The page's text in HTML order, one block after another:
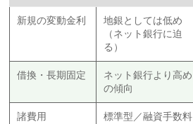
新規の変動金利
地銀としては低め
（ネット銀行に迫
る）
借換・長期固定
ネット銀行より高め
の傾向
諸費用
標準型／融資手数料